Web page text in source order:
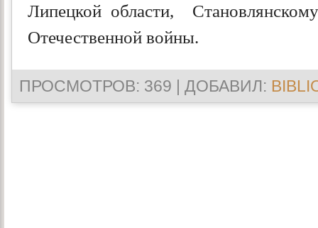
Липецкой области,
Отечественной войны.
ПРОСМОТРОВ: 369 | ДОБАВИЛ: